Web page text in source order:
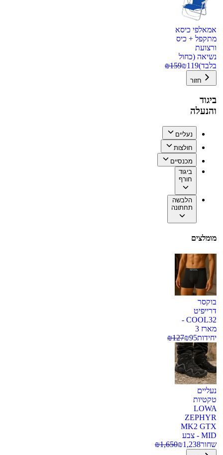
אמאלפי כיסא
מתקפל + כיס
ורצועת
נשיאה (כחול
בלבד)
₪119
₪159
חזור
ביגוד
והנעלה
נעליים
חולצות
מכנסיים
ביגוד
חורף
הלבשה
תחתונה
מומלצים
בוקסר
דרייפיט
COOL32 -
מארז 3
יחידות
₪95
₪127
נעליים
טקטיות
LOWA
ZEPHYR
MK2 GTX
MID - צבע
שחור
₪1,238
₪1,650